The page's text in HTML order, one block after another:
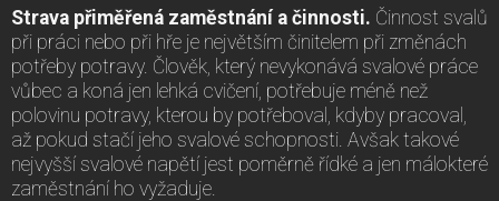
Strava přiměřená zaměstnání a činnosti. Činnost svalů
při práci nebo při hře je největším činitelem při změnách
potřeby potravy. Člověk, který nevykonává svalové práce
vůbec a koná jen lehká cvičení, potřebuje méně než
polovinu potravy, kterou by potřeboval, kdyby pracoval,
až pokud stačí jeho svalové schopnosti. Avšak takové
nejvyšší svalové napětí jest poměrně řídké a jen málokteré
zaměstnání ho vyžaduje.